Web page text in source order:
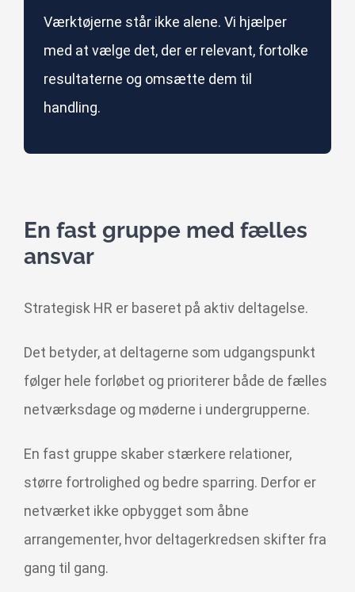
Værktøjerne står ikke alene. Vi hjælper
med at vælge det, der er relevant, fortolke
resultaterne og omsætte dem til
handling.
En fast gruppe med fælles
ansvar
Strategisk HR er baseret på aktiv deltagelse.
Det betyder, at deltagerne som udgangspunkt
følger hele forløbet og prioriterer både de fælles
netværksdage og møderne i undergrupperne.
En fast gruppe skaber stærkere relationer,
større fortrolighed og bedre sparring. Derfor er
netværket ikke opbygget som åbne
arrangementer, hvor deltagerkredsen skifter fra
gang til gang.